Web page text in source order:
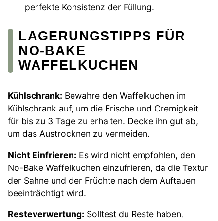
perfekte Konsistenz der Füllung.
LAGERUNGSTIPPS FÜR
NO-BAKE
WAFFELKUCHEN
Kühlschrank: Bewahre den Waffelkuchen im
Kühlschrank auf, um die Frische und Cremigkeit
für bis zu 3 Tage zu erhalten. Decke ihn gut ab,
um das Austrocknen zu vermeiden.
Nicht Einfrieren: Es wird nicht empfohlen, den
No-Bake Waffelkuchen einzufrieren, da die Textur
der Sahne und der Früchte nach dem Auftauen
beeinträchtigt wird.
Resteverwertung: Solltest du Reste haben,